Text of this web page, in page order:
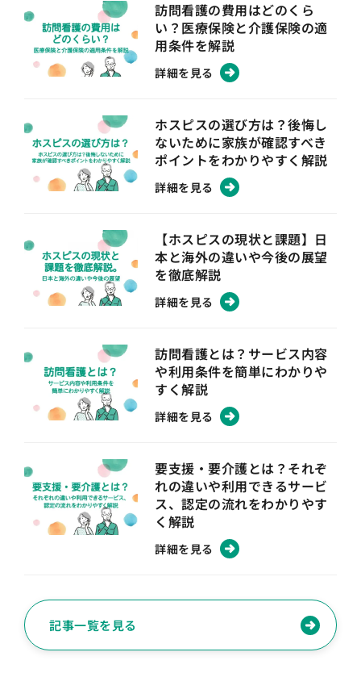
訪問看護の費用はどのくら
い？医療保険と介護保険の適
用条件を解説
詳細を見る
ホスピスの選び方は？後悔し
ないために家族が確認すべき
ポイントをわかりやすく解説
詳細を見る
【ホスピスの現状と課題】日
本と海外の違いや今後の展望
を徹底解説
詳細を見る
訪問看護とは？サービス内容
や利用条件を簡単にわかりや
すく解説
詳細を見る
要支援・要介護とは？それぞ
れの違いや利用できるサービ
ス、認定の流れをわかりやす
く解説
詳細を見る
記事一覧を見る